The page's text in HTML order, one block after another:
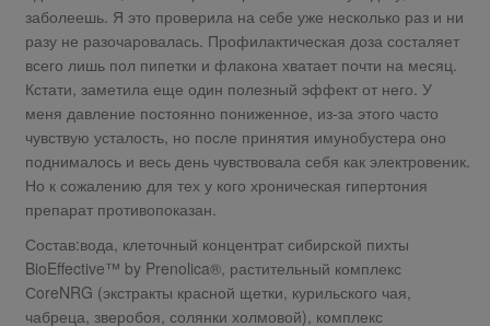
заболеешь. Я это проверила на себе уже несколько раз и ни
разу не разочаровалась. Профилактическая доза состаляет
всего лишь пол пипетки и флакона хватает почти на месяц.
Кстати, заметила еще один полезный эффект от него. У
меня давление постоянно пониженное, из-за этого часто
чувствую усталость, но после принятия имунобустера оно
поднималось и весь день чувствовала себя как электровеник.
Но к сожалению для тех у кого хроническая гипертония
препарат противопоказан.
Состав:вода, клеточный концентрат сибирской пихты
BioEffective™ by Prenolica®, растительный комплекс
СoreNRG (экстракты красной щетки, курильского чая,
чабреца, зверобоя, солянки холмовой), комплекс